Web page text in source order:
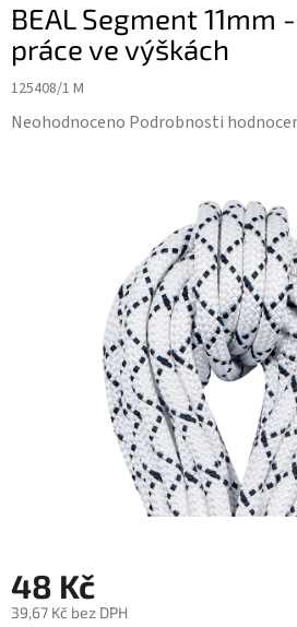
BEAL Segment 11mm
práce ve výškách
125408/1 M
Průměrné
Neohodnoceno Podrobnosti
48 Kč
39,67 Kč bez DPH